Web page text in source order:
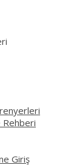
Rehberi
Giriş